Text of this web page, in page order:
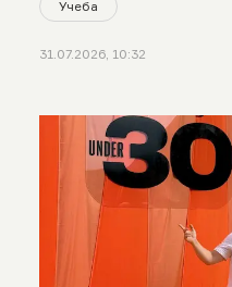
Учеба
31.07.2026, 10:32